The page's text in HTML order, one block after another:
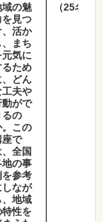
域の魅
を見つ
、活か
、まち
元気に
るため
、どん
工夫や
動がで
るの
。この
座で
、全国
地の事
を参考
しなが
、地域
特性を
（25名程